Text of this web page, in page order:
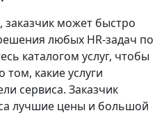
заказчик может быстро
любых HR-задач по
каталогом услуг, чтобы
том, какие услуги
сервиса. Заказчик
лучшие цены и большой